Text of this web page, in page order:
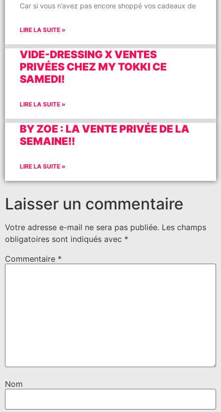
Car si vous n’avez pas encore shoppé vos cadeaux de
LIRE LA SUITE »
VIDE-DRESSING X VENTES
PRIVÉES CHEZ MY TOKKI CE
SAMEDI!
LIRE LA SUITE »
BY ZOE : LA VENTE PRIVÉE DE LA
SEMAINE!!
LIRE LA SUITE »
Laisser un commentaire
Votre adresse e-mail ne sera pas publiée. Les champs
obligatoires sont indiqués avec *
Commentaire *
Nom